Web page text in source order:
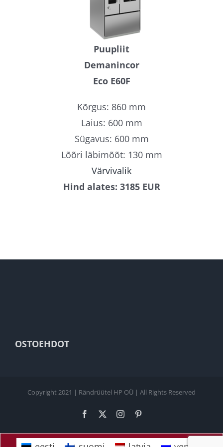
Puupliit
Demanincor
Eco E60F
Kõrgus: 860 mm
Laius: 600 mm
Sügavus: 600 mm
Lõõri läbimõõt: 130 mm
Värvivalik
Hind alates: 3185 EUR
OSTOEHDOT
Copyright 2021 | Rändrüütel HP OÜ | All Rights Reserved
Facebook Instagram